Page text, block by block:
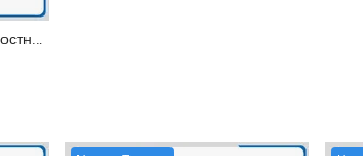
LQ-HTWF-1250 Высокоскоростной безрастворный ламинировщик для гибкой упаковочной пленки